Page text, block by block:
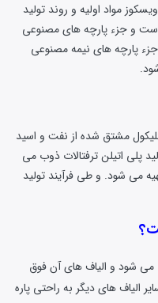
مواد اولیه و روند تولید
و جزء پارچه های مصنوعی
پارچه های نیمه مصنوعی
گلیکول مشتق شده از نفت و اسید
پلی اتیلن ترفتالات ذوب می
می شود. و طی فرآیند تولید
می شود و الیاف های آن فوق
الیاف های دیگر به راحتی پاره